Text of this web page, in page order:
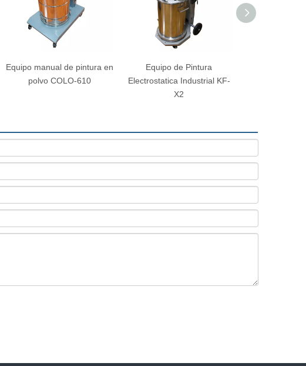
Equipo manual de pintura en
polvo COLO-610
Equipo de Pintura
Electrostatica Industrial KF-
X2